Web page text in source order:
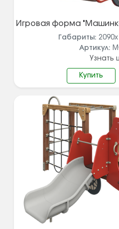
Игровая форма
Габариты:
Артикул:
Узнать
Купить